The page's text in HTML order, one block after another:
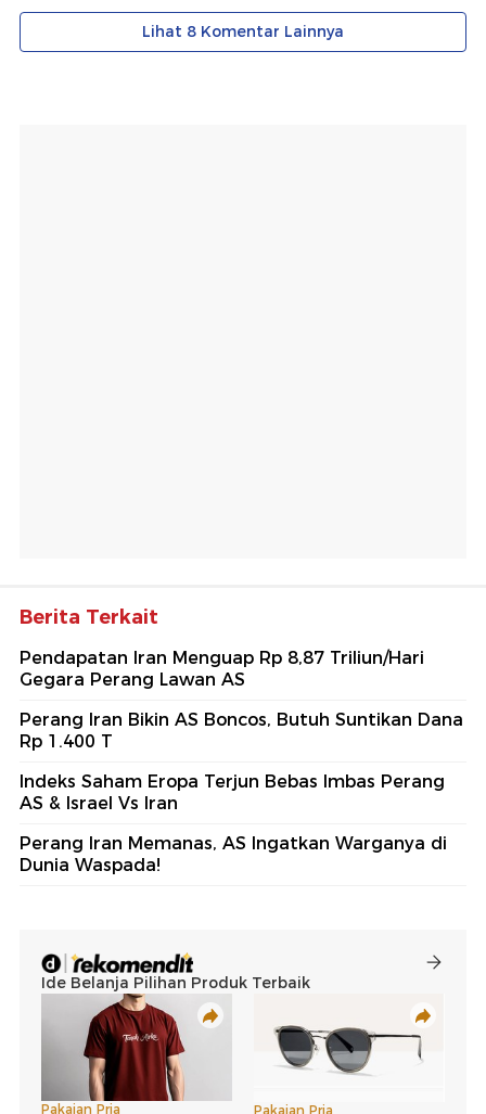
Berita Terkait
Pendapatan Iran Menguap Rp 8,87 Triliun/Hari
Gegara Perang Lawan AS
Perang Iran Bikin AS Boncos, Butuh Suntikan Dana
Rp 1.400 T
Indeks Saham Eropa Terjun Bebas Imbas Perang
AS & Israel Vs Iran
Perang Iran Memanas, AS Ingatkan Warganya di
Dunia Waspada!